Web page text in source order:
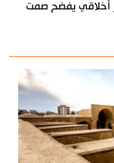
أخلاقي يفضح صمت